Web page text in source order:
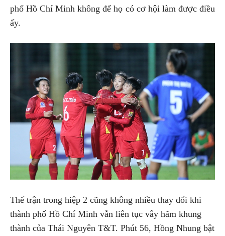
phố Hồ Chí Minh không để họ có cơ hội làm được điều
ấy.
Thế trận trong hiệp 2 cũng không nhiều thay đổi khi
thành phố Hồ Chí Minh vẫn liên tục vây hãm khung
thành của Thái Nguyên T&T. Phút 56, Hồng Nhung bật